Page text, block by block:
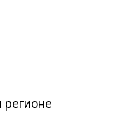
регионе